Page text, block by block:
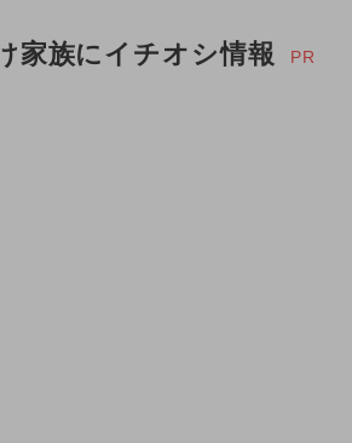
家族にイチオシ情報 PR